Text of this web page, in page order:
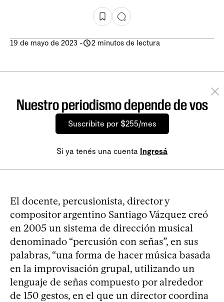
19 de mayo de 2023 - 2 minutos de lectura
Nuestro periodismo depende de vos
Suscribite por $255/mes
Si ya tenés una cuenta Ingresá
El docente, percusionista, director y
compositor argentino Santiago Vázquez creó
en 2005 un sistema de dirección musical
denominado “percusión con señas”, en sus
palabras, “una forma de hacer música basada
en la improvisación grupal, utilizando un
lenguaje de señas compuesto por alrededor
de 150 gestos, en el que un director coordina